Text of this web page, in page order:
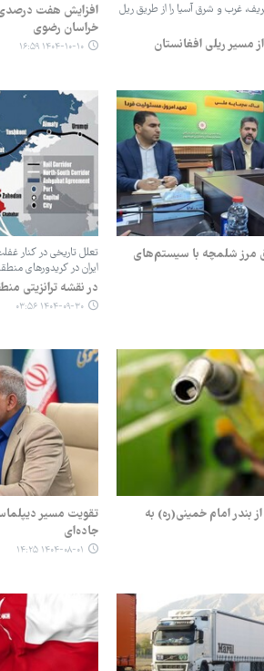
غرب و شرق آسیا را از طریق ریل
مسیر ریلی افغانستان
افزایش هفت درصدی
خراسان رضوی
۱۴۰۴-۱۰-۱۰ ۱۶:۵۹
مرز شلمچه با سیستم‌های
تعلل تاریخی در کنار
ایران در کریدورهای
در نقشه ترانزیتی
۱۴۰۴-۰۹-۳۰ ۰۳:۵۶
بندر امام خمینی(ره) به
تقویت مسیر
جاده‌ای
۱۴۰۴-۰۸-۰۱ ۱۴:۲۵